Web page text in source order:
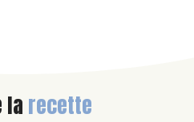
larecette